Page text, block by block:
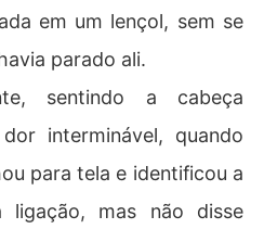
em um lençol, sem se
parado ali.
sentindo a cabeça
interminável, quando
para tela e identificou a
ligação, mas não disse